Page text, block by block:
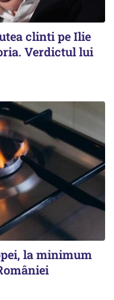
clinti pe Ilie
Verdictul lui
la minimum